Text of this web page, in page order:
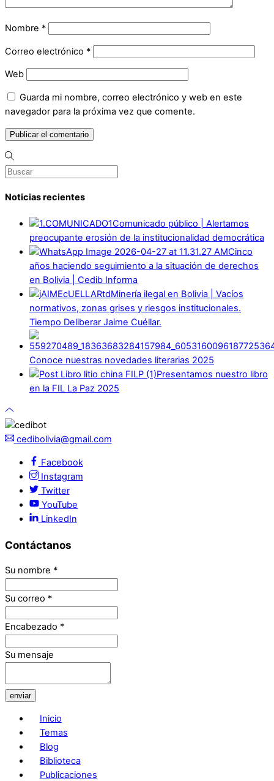
Nombre *
Correo electrónico *
Web
Guarda mi nombre, correo electrónico y web en este
navegador para la próxima vez que comente.
Noticias recientes
Comunicado público | Alertamos
preocupante erosión de la institucionalidad democrática
Cinco
años haciendo seguimiento a la situación de derechos
en Bolivia | Cedib Informa
Minería ilegal en Bolivia | Vacíos
normativos, zonas grises y riesgos institucionales.
Tiempo Deliberar Jaime Cuéllar.
Conoce nuestras novedades literarias 2025
Presentamos nuestro libro
en la FIL La Paz 2025
cedibolivia@gmail.com
Facebook
Instagram
Twitter
YouTube
LinkedIn
Contáctanos
Su nombre *
Su correo *
Encabezado *
Su mensaje
enviar
Inicio
Temas
Blog
Biblioteca
Publicaciones